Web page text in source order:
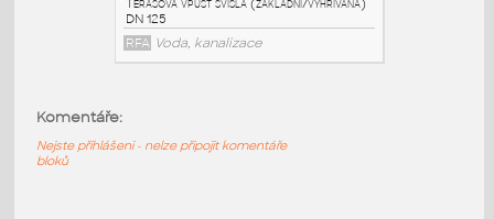
RFA
Voda, kanalizace
Komentáře:
Nejste přihlášeni - nelze připojit komentáře
bloků